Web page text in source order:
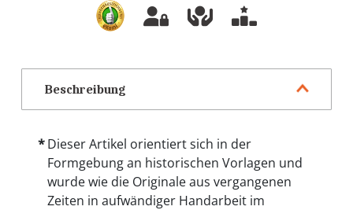
Beschreibung
Dieser Artikel orientiert sich in der
Formgebung an historischen Vorlagen und
wurde wie die Originale aus vergangenen
Zeiten in aufwändiger Handarbeit im